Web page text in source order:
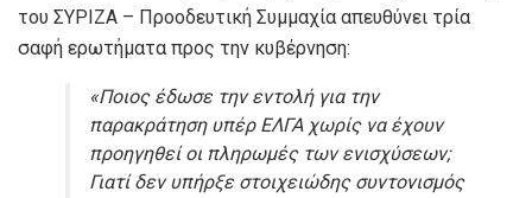
του ΣΥΡΙΖΑ – Προοδευτική Συμμαχία απευθύνει τρία
σαφή ερωτήματα προς την κυβέρνηση:
«Ποιος έδωσε την εντολή για την
παρακράτηση υπέρ ΕΛΓΑ χωρίς να έχουν
προηγηθεί οι πληρωμές των ενισχύσεων;
Γιατί δεν υπήρξε στοιχειώδης συντονισμός